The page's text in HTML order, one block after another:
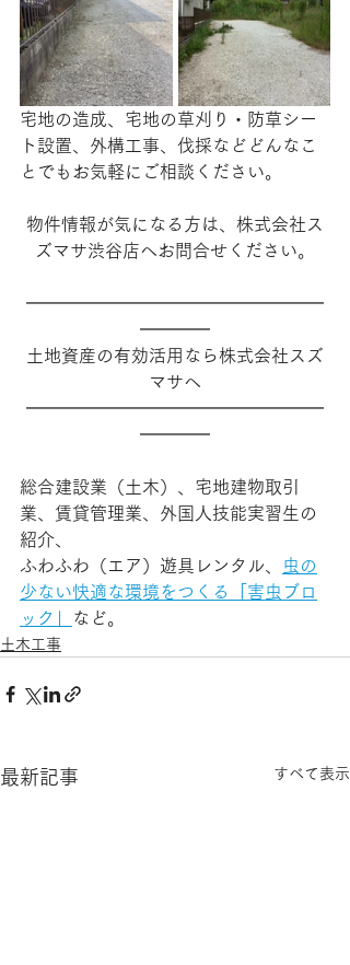
宅地の造成、宅地の草刈り・防草シー
ト設置、外構工事、伐採などどんなこ
とでもお気軽にご相談ください。
物件情報が気になる方は、株式会社ス
ズマサ渋谷店へお問合せください。
━━━━━━━━━━━━━━━━━
━━━━
土地資産の有効活用なら株式会社スズ
マサへ
━━━━━━━━━━━━━━━━━
━━━━
総合建設業（土木）、宅地建物取引
業、賃貸管理業、外国人技能実習生の
紹介、
ふわふわ（エア）遊具レンタル、
虫の
少ない快適な環境をつくる「害虫ブロ
ック」
など。
土木工事
最新記事 すべて表示